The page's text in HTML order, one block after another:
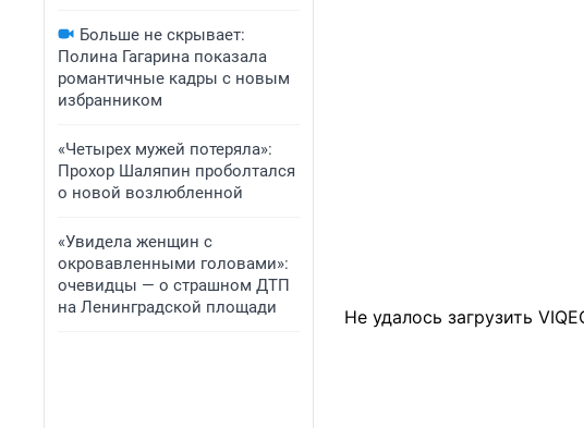
Больше не скрывает:
Полина Гагарина показала
романтичные кадры с новым
избранником
«Четырех мужей потеряла»:
Прохор Шаляпин проболтался
о новой возлюбленной
«Увидела женщин с
окровавленными головами»:
очевидцы — о страшном ДТП
на Ленинградской площади
Не удалось загрузить